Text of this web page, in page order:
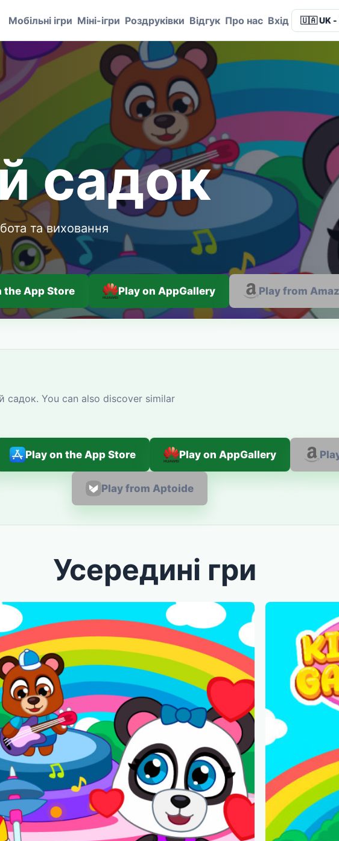
Мобільні ігри Міні-ігри Роздруківки Відгук Про нас Вхід Language
садок
та виховання
the App Store Play on AppGallery Play from
садок. You can also discover similar
Play on the App Store Play on AppGallery
Play from Aptoide
Усередині гри